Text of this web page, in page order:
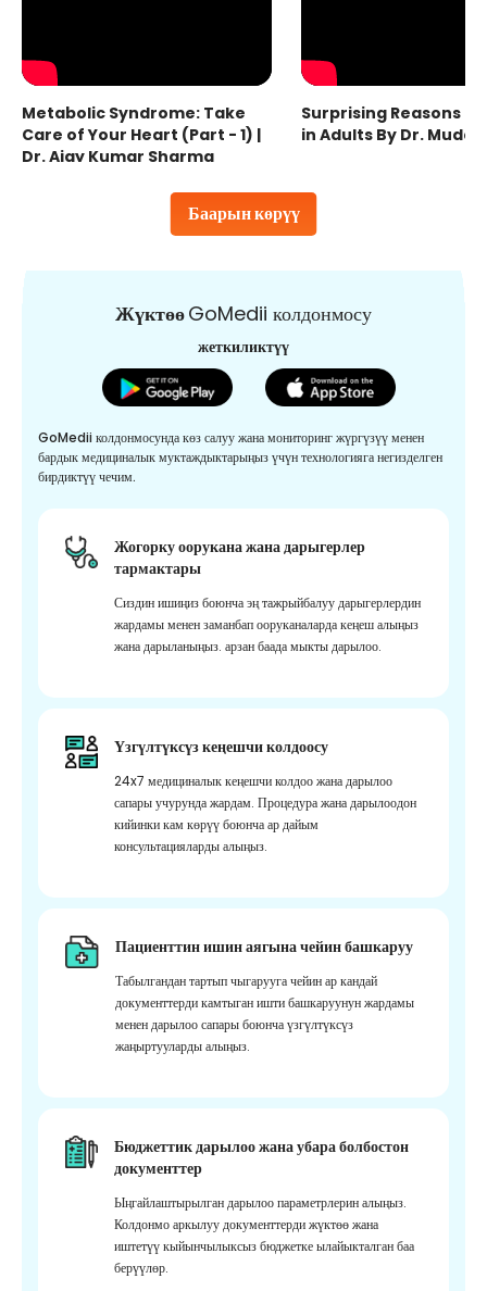
Баарын көрүү
Metabolic Syndrome: Take
Care of Your Heart (Part - 1) |
Dr. Ajay Kumar Sharma
Surprising Reasons
in Adults By Dr.
ЖүктөөGoMedii колдонмосу
жеткиликтүү
GoMedii колдонмосунда көз салуу жана мониторинг жүргүзүү менен
бардык медициналык муктаждыктарыңыз үчүн технологияга негизделген
бирдиктүү чечим.
Жогорку оорукана жана дарыгерлер
тармактары
Сиздин ишиңиз боюнча эң тажрыйбалуу дарыгерлердин
жардамы менен заманбап ооруканаларда кеңеш алыңыз
жана дарыланыңыз. арзан баада мыкты дарылоо.
Үзгүлтүксүз кеңешчи колдоосу
24x7 медициналык кеңешчи колдоо жана дарылоо
сапары учурунда жардам. Процедура жана дарылоодон
кийинки кам көрүү боюнча ар дайым
консультацияларды алыңыз.
Пациенттин ишин аягына чейин башкаруу
Табылгандан тартып чыгарууга чейин ар кандай
документтерди камтыган ишти башкаруунун жардамы
менен дарылоо сапары боюнча үзгүлтүксүз
жаңыртууларды алыңыз.
Бюджеттик дарылоо жана убара болбостон
документтер
Ыңгайлаштырылган дарылоо параметрлерин алыңыз.
Колдонмо аркылуу документтерди жүктөө жана
иштетүү кыйынчылыксыз бюджетке ылайыкталган баа
берүүлөр.